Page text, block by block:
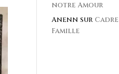
notre Amour
Anenn surCadre
Famille